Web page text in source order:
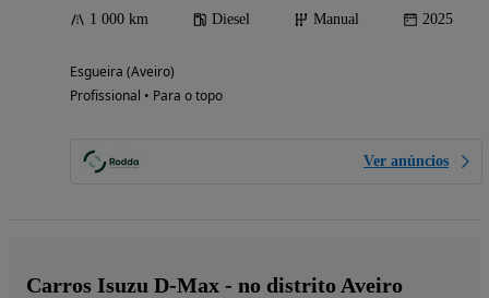
1 000 km Diesel Manual 2025
Esgueira (Aveiro)
Profissional • Para o topo
Ver anúncios
Carros Isuzu D-Max - no distrito Aveiro